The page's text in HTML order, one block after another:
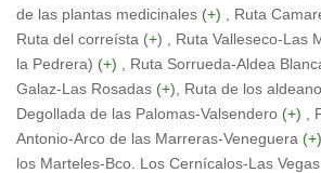
de las plantas medicinales (+) , Ruta
Ruta del correísta (+) , Ruta Valleseco-Las
la Pedrera) (+) , Ruta Sorrueda-Aldea
Galaz-Las Rosadas (+), Ruta de los
Degollada de las Palomas-Valsendero (+) ,
Antonio-Arco de las Marreras-Veneguera (+)
los Marteles-Bco. Los Cernícalos-Las